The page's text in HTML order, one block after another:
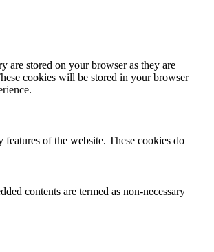
are stored on your browser as they are
cookies will be stored in your browser
of the website. These cookies do
contents are termed as non-necessary